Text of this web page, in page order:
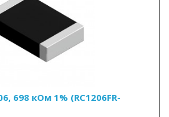
698 кОм 1% (RC1206FR-